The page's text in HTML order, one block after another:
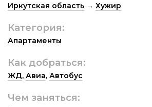
Иркутская область → Хужир
Категория:
Апартаменты
Как добраться:
ЖД, Авиа, Автобус
Чем заняться: